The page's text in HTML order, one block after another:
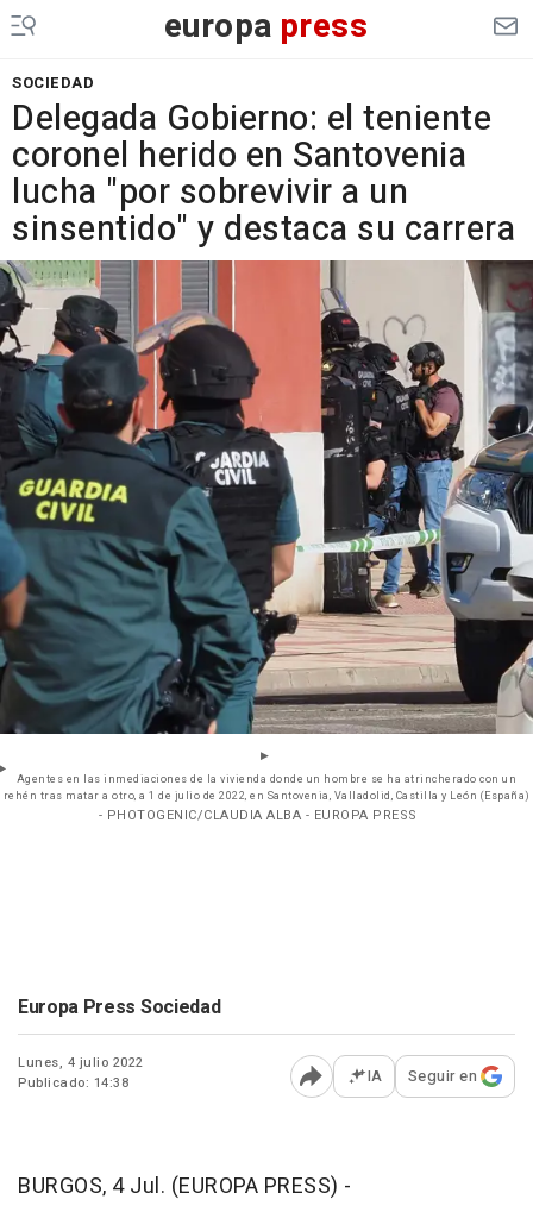
europa press
SOCIEDAD
Delegada Gobierno: el teniente
coronel herido en Santovenia
lucha "por sobrevivir a un
sinsentido" y destaca su carrera
Agentes en las inmediaciones de la vivienda donde un hombre se ha atrincherado con un
rehén tras matar a otro, a 1 de julio de 2022, en Santovenia, Valladolid, Castilla y León (España)
- PHOTOGENIC/CLAUDIA ALBA - EUROPA PRESS
Europa Press Sociedad
Lunes, 4 julio 2022
Publicado: 14:38
Abrir opciones para
IA Seguir en
BURGOS, 4 Jul. (EUROPA PRESS) -